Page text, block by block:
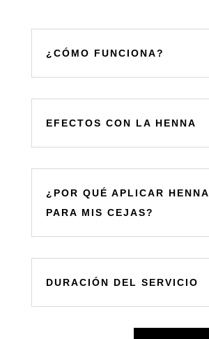
¿CÓMO FUNCIONA?
EFECTOS CON LA HENNA
¿POR QUÉ APLICAR HENNA
PARA MIS CEJAS?
DURACIÓN DEL SERVICIO